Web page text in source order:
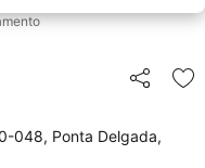
Condividi
048, Ponta Delgada,